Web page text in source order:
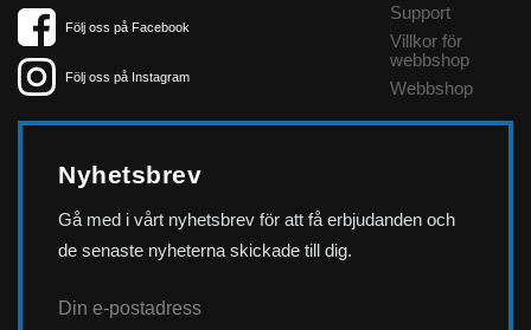
Support
Villkor för
webbshop
Webbshop
Följ oss på Facebook
Följ oss på Instagram
Nyhetsbrev
Gå med i vårt nyhetsbrev för att få erbjudanden och
de senaste nyheterna skickade till dig.